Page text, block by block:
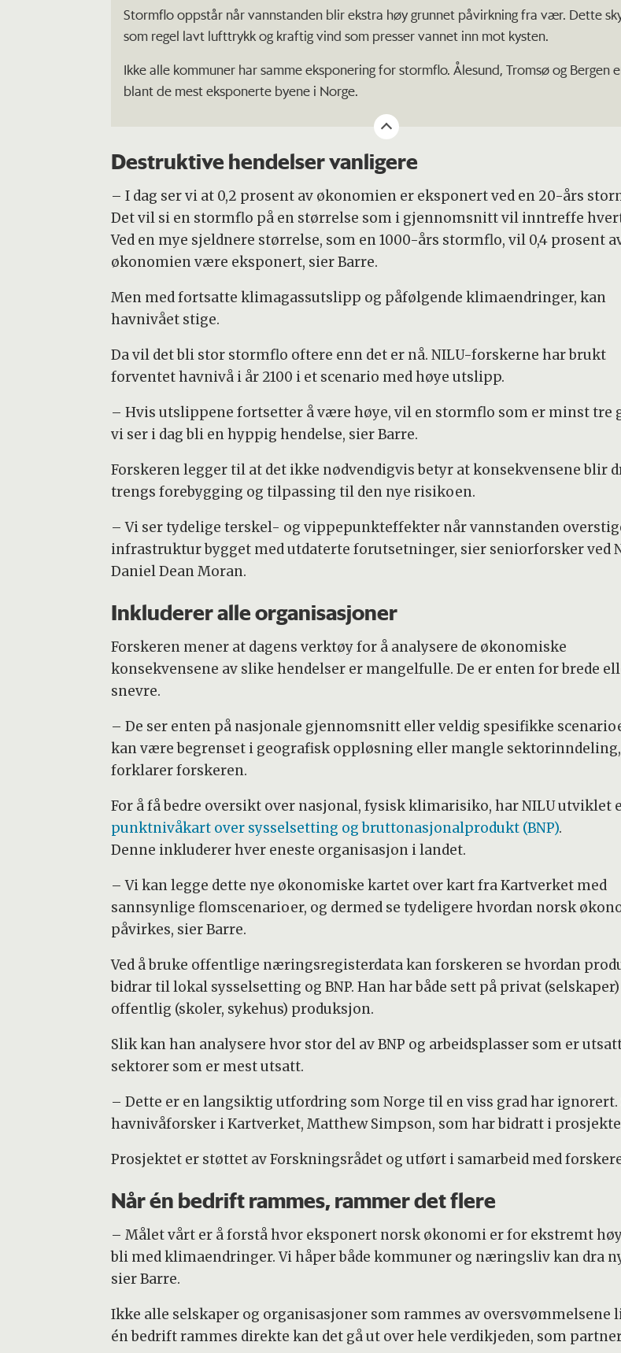
Stormflo oppstår når vannstanden blir ekstra høy grunnet påvirkning fra vær. Dette
som regel lavt lufttrykk og kraftig vind som presser vannet inn mot kysten.
Ikke alle kommuner har samme eksponering for stormflo. Ålesund, Tromsø og Bergen
blant de mest eksponerte byene i Norge.
Destruktive hendelser vanligere
– I dag ser vi at 0,2 prosent av økonomien er eksponert ved en 20-års
Det vil si en stormflo på en størrelse som i gjennomsnitt vil inntreffe hvert
Ved en mye sjeldnere størrelse, som en 1000-års stormflo, vil 0,4 prosent
økonomien være eksponert, sier Barre.
Men med fortsatte klimagassutslipp og påfølgende klimaendringer, kan
havnivået stige.
Da vil det bli stor stormflo oftere enn det er nå. NILU-forskerne har brukt
forventet havnivå i år 2100 i et scenario med høye utslipp.
– Hvis utslippene fortsetter å være høye, vil en stormflo som er minst tre
vi ser i dag bli en hyppig hendelse, sier Barre.
Forskeren legger til at det ikke nødvendigvis betyr at konsekvensene blir
trengs forebygging og tilpassing til den nye risikoen.
– Vi ser tydelige terskel- og vippepunkteffekter når vannstanden
infrastruktur bygget med utdaterte forutsetninger, sier seniorforsker ved
Daniel Dean Moran.
Inkluderer alle organisasjoner
Forskeren mener at dagens verktøy for å analysere de økonomiske
konsekvensene av slike hendelser er mangelfulle. De er enten for brede
snevre.
– De ser enten på nasjonale gjennomsnitt eller veldig spesifikke
kan være begrenset i geografisk oppløsning eller mangle sektorinndeling,
forklarer forskeren.
For å få bedre oversikt over nasjonal, fysisk klimarisiko, har NILU utviklet
punktnivåkart over sysselsetting og bruttonasjonalprodukt (BNP).
Denne inkluderer hver eneste organisasjon i landet.
– Vi kan legge dette nye økonomiske kartet over kart fra Kartverket med
sannsynlige flomscenarioer, og dermed se tydeligere hvordan norsk
påvirkes, sier Barre.
Ved å bruke offentlige næringsregisterdata kan forskeren se hvordan
bidrar til lokal sysselsetting og BNP. Han har både sett på privat
offentlig (skoler, sykehus) produksjon.
Slik kan han analysere hvor stor del av BNP og arbeidsplasser som er
sektorer som er mest utsatt.
– Dette er en langsiktig utfordring som Norge til en viss grad har
havnivåforsker i Kartverket, Matthew Simpson, som har bidratt i
Prosjektet er støttet av Forskningsrådet og utført i samarbeid med
Når én bedrift rammes, rammer det flere
– Målet vårt er å forstå hvor eksponert norsk økonomi er for ekstremt
bli med klimaendringer. Vi håper både kommuner og næringsliv kan dra
sier Barre.
Ikke alle selskaper og organisasjoner som rammes av
én bedrift rammes direkte kan det gå ut over hele verdikjeden, som